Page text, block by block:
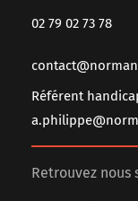
02 79 02 73 78
Référent
Retrouvez nous